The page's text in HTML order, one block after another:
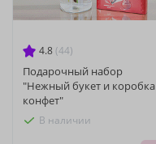
4.8 (44)
Подарочный набор
"Нежный букет и коробка
конфет"
В наличии